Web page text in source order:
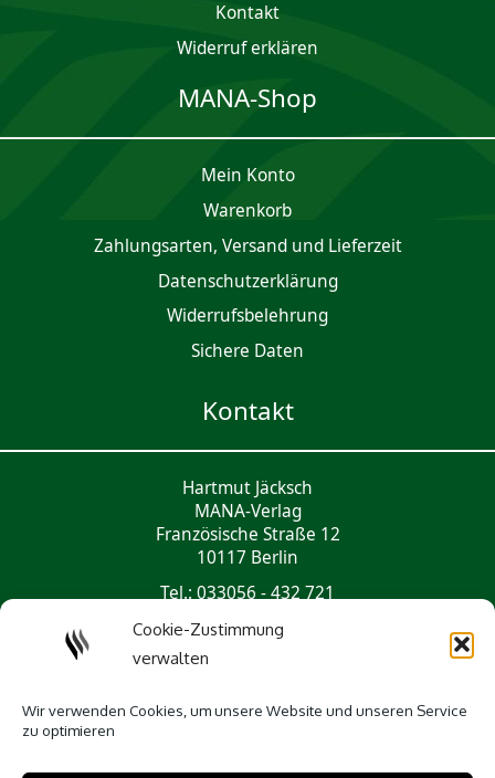
Cookie-Zustimmung
verwalten
Wir verwenden Cookies, um unsere Website und unseren Service
zu optimieren
Kontakt
Widerruf erklären
MANA-Shop
Mein Konto
Waren­korb
Zahlungsarten, Versand und Lieferzeit
Daten­schutz­er­klärung
Widerrufsbelehrung
Sichere Daten
Kontakt
Hartmut Jäcksch
MANA-Verlag
Französische Straße 12
10117 Berlin
Tel.: 033056 - 432 721
Social Media